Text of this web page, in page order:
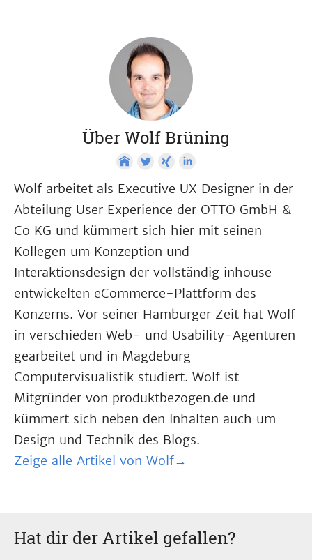
Über Wolf Brüning
Wolf arbeitet als Executive UX Designer in der
Abteilung User Experience der OTTO GmbH &
Co KG und kümmert sich hier mit seinen
Kollegen um Konzeption und
Interaktionsdesign der vollständig inhouse
entwickelten eCommerce-Plattform des
Konzerns. Vor seiner Hamburger Zeit hat Wolf
in verschieden Web- und Usability-Agenturen
gearbeitet und in Magdeburg
Computervisualistik studiert. Wolf ist
Mitgründer von produktbezogen.de und
kümmert sich neben den Inhalten auch um
Design und Technik des Blogs.
Zeige alle Artikel von Wolf→
Hat dir der Artikel gefallen?